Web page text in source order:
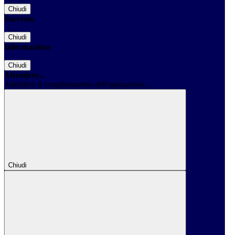
Chiudi
Successo
Chiudi
Informazione
Chiudi
Attendere...
Attendere il completamento dell'operazione...
Chiudi